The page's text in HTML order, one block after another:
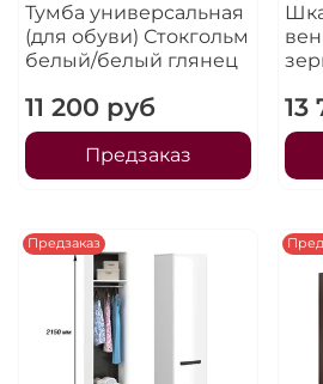
Тумба универсальная
(для обуви) Стокгольм
белый/белый глянец
11 200 руб
Предзаказ
13
Предзаказ